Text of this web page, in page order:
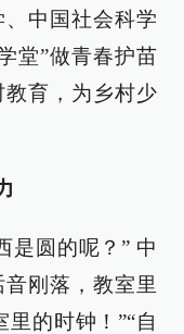
中国社会科学
堂”做青春护苗
教育，为乡村少
是圆的呢？” 中
刚落，教室里
里的时钟！”“自